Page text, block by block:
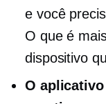
e você
O que é
dispositivo
O